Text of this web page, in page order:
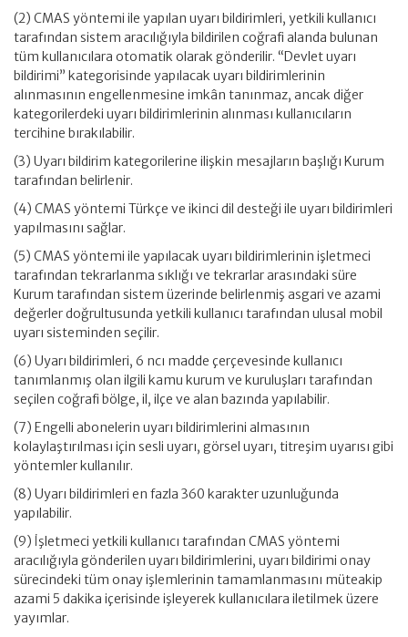
(2) CMAS yöntemi ile yapılan uyarı bildirimleri, yetkili kullanıcı
tarafından sistem aracılığıyla bildirilen coğrafi alanda bulunan
tüm kullanıcılara otomatik olarak gönderilir. “Devlet uyarı
bildirimi” kategorisinde yapılacak uyarı bildirimlerinin
alınmasının engellenmesine imkân tanınmaz, ancak diğer
kategorilerdeki uyarı bildirimlerinin alınması kullanıcıların
tercihine bırakılabilir.
(3) Uyarı bildirim kategorilerine ilişkin mesajların başlığı Kurum
tarafından belirlenir.
(4) CMAS yöntemi Türkçe ve ikinci dil desteği ile uyarı bildirimleri
yapılmasını sağlar.
(5) CMAS yöntemi ile yapılacak uyarı bildirimlerinin işletmeci
tarafından tekrarlanma sıklığı ve tekrarlar arasındaki süre
Kurum tarafından sistem üzerinde belirlenmiş asgari ve azami
değerler doğrultusunda yetkili kullanıcı tarafından ulusal mobil
uyarı sisteminden seçilir.
(6) Uyarı bildirimleri, 6 ncı madde çerçevesinde kullanıcı
tanımlanmış olan ilgili kamu kurum ve kuruluşları tarafından
seçilen coğrafi bölge, il, ilçe ve alan bazında yapılabilir.
(7) Engelli abonelerin uyarı bildirimlerini almasının
kolaylaştırılması için sesli uyarı, görsel uyarı, titreşim uyarısı gibi
yöntemler kullanılır.
(8) Uyarı bildirimleri en fazla 360 karakter uzunluğunda
yapılabilir.
(9) İşletmeci yetkili kullanıcı tarafından CMAS yöntemi
aracılığıyla gönderilen uyarı bildirimlerini, uyarı bildirimi onay
sürecindeki tüm onay işlemlerinin tamamlanmasını müteakip
azami 5 dakika içerisinde işleyerek kullanıcılara iletilmek üzere
yayımlar.